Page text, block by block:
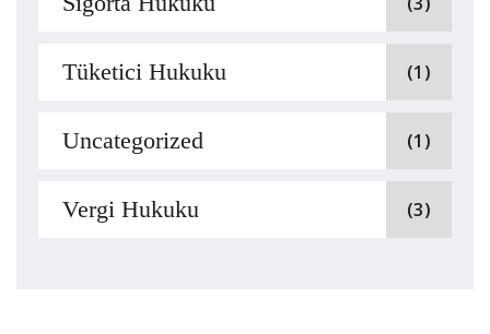
Tüketici Hukuku (1)
Uncategorized (1)
Vergi Hukuku (3)